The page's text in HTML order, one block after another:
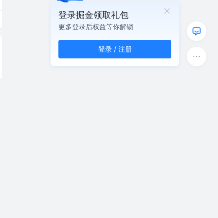
登录掘金领取礼包
更多登录后权益等你解锁
登录 / 注册